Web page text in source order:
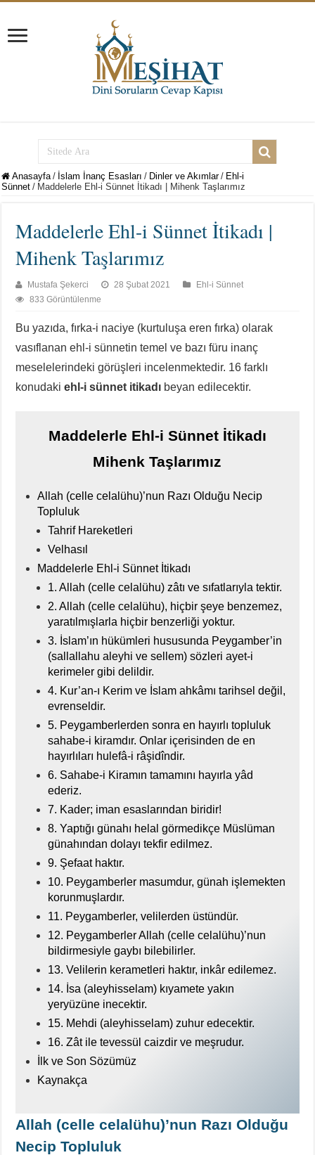
Anasayfa / İslam İnanç Esasları / Dinler ve Akımlar / Ehl-i
Sünnet / Maddelerle Ehl-i Sünnet İtikadı | Mihenk Taşlarımız
Maddelerle Ehl-i Sünnet İtikadı |
Mihenk Taşlarımız
Mustafa Şekerci 28 Şubat 2021
Ehl-i Sünnet
833 Görüntülenme
Bu yazıda, fırka-i naciye (kurtuluşa eren fırka) olarak
vasıflanan ehl-i sünnetin temel ve bazı füru inanç
meselelerindeki görüşleri incelenmektedir. 16 farklı
konudakiehl-i sünnet itikadı beyan edilecektir.
Maddelerle Ehl-i Sünnet İtikadı
Mihenk Taşlarımız
Allah (celle celalühu)’nun Razı Olduğu Necip
Topluluk
Tahrif Hareketleri
Velhasıl
Maddelerle Ehl-i Sünnet İtikadı
1. Allah (celle celalühu) zâtı ve sıfatlarıyla tektir.
2. Allah (celle celalühu), hiçbir şeye benzemez,
yaratılmışlarla hiçbir benzerliği yoktur.
3. İslam’ın hükümleri hususunda Peygamber’in
(sallallahu aleyhi ve sellem) sözleri ayet-i
kerimeler gibi delildir.
4. Kur’an-ı Kerim ve İslam ahkâmı tarihsel değil,
evrenseldir.
5. Peygamberlerden sonra en hayırlı topluluk
sahabe-i kiramdır. Onlar içerisinden de en
hayırlıları hulefâ-i râşidîndir.
6. Sahabe-i Kiramın tamamını hayırla yâd
ederiz.
7. Kader; iman esaslarından biridir!
8. Yaptığı günahı helal görmedikçe Müslüman
günahından dolayı tekfir edilmez.
9. Şefaat haktır.
10. Peygamberler masumdur, günah işlemekten
korunmuşlardır.
11. Peygamberler, velilerden üstündür.
12. Peygamberler Allah (celle celalühu)’nun
bildirmesiyle gaybı bilebilirler.
13. Velilerin kerametleri haktır, inkâr edilemez.
14. İsa (aleyhisselam) kıyamete yakın
yeryüzüne inecektir.
15. Mehdi (aleyhisselam) zuhur edecektir.
16. Zât ile tevessül caizdir ve meşrudur.
İlk ve Son Sözümüz
Kaynakça
Allah (celle celalühu)’nun Razı Olduğu
Necip Topluluk